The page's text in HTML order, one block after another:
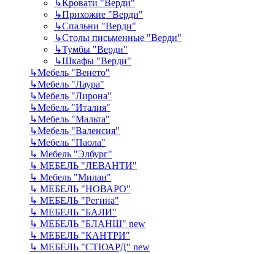
↳Кровати "Верди"
↳Прихожие "Верди"
↳Спальни "Верди"
↳Столы письменные "Верди"
↳Тумбы "Верди"
↳Шкафы "Верди"
↳Мебель "Венето"
↳Мебель "Лаура"
↳Мебель "Лирона"
↳Мебель "Италия"
↳Мебель "Мальта"
↳Мебель "Валенсия"
↳Мебель "Паола"
↳ Мебель "Элбург"
↳ МЕБЕЛЬ "ЛЕВАНТИ"
↳ Мебель "Милан"
↳ МЕБЕЛЬ "НОВАРО"
↳ МЕБЕЛЬ "Регина"
↳ МЕБЕЛЬ "БАЛИ"
↳ МЕБЕЛЬ "БЛАНШ" new
↳ МЕБЕЛЬ "КАНТРИ"
↳ МЕБЕЛЬ "СТЮАРД" new